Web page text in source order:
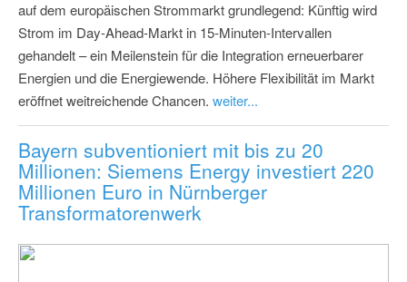
auf dem europäischen Strommarkt grundlegend: Künftig wird
Strom im Day-Ahead-Markt in 15-Minuten-Intervallen
gehandelt – ein Meilenstein für die Integration erneuerbarer
Energien und die Energiewende. Höhere Flexibilität im Markt
eröffnet weitreichende Chancen. weiter...
Bayern subventioniert mit bis zu 20
Millionen: Siemens Energy investiert 220
Millionen Euro in Nürnberger
Transformatorenwerk